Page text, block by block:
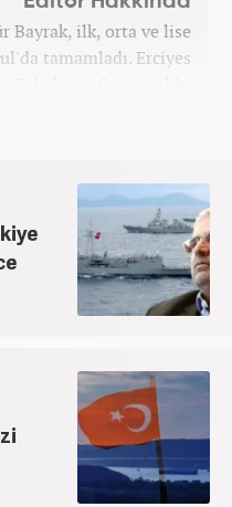
Bayrak, ilk, orta ve lise
tamamladı. Erciyes
Fakültesi "Gazetecilik"
ve editör olarak
sonra Medya Takip
Gündem, Siyaset, Spor,
ve SEO içerikleriyle
2019'un Şubat
Gündem Editörü
devam etmektedir.